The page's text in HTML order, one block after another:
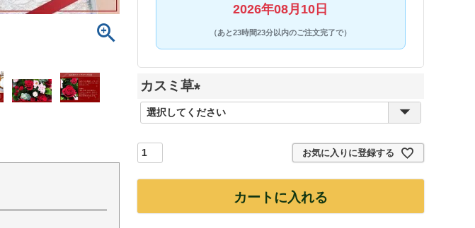
2026年08月10日
（あと23時間23分以内のご注文完了で）
カスミ草
(
お気に入りに登録する
カートに入れる